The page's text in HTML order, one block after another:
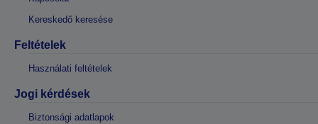
Kereskedő keresése
Feltételek
Használati feltételek
Jogi kérdések
Biztonsági adatlapok